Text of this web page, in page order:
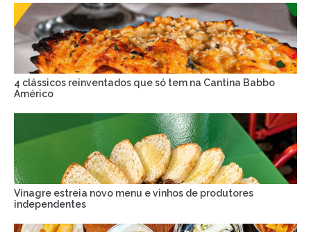
4 clássicos reinventados que só tem na Cantina Babbo
Américo
Vinagre estreia novo menu e vinhos de produtores
independentes